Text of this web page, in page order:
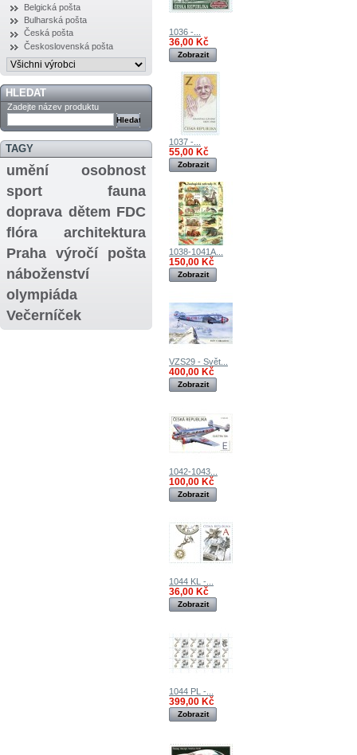
Belgická pošta
Bulharská pošta
Česká pošta
Československá pošta
HLEDAT
Zadejte název produktu
TAGY
umění
osobnost
sport
fauna
doprava dětem FDC
flóra
architektura
Praha
výročí
pošta
náboženství
olympiáda
Večerníček
1036 -...
36,00 Kč
Zobrazit
1037 -...
55,00 Kč
Zobrazit
1038-1041A...
150,00 Kč
Zobrazit
VZS29 - Svět...
400,00 Kč
Zobrazit
1042-1043...
100,00 Kč
Zobrazit
1044 KL -...
36,00 Kč
Zobrazit
1044 PL -...
399,00 Kč
Zobrazit